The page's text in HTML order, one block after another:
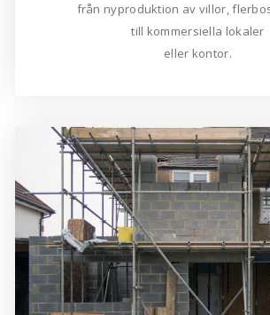
från nyproduktion av villor,
till kommersiella lokaler
eller kontor.